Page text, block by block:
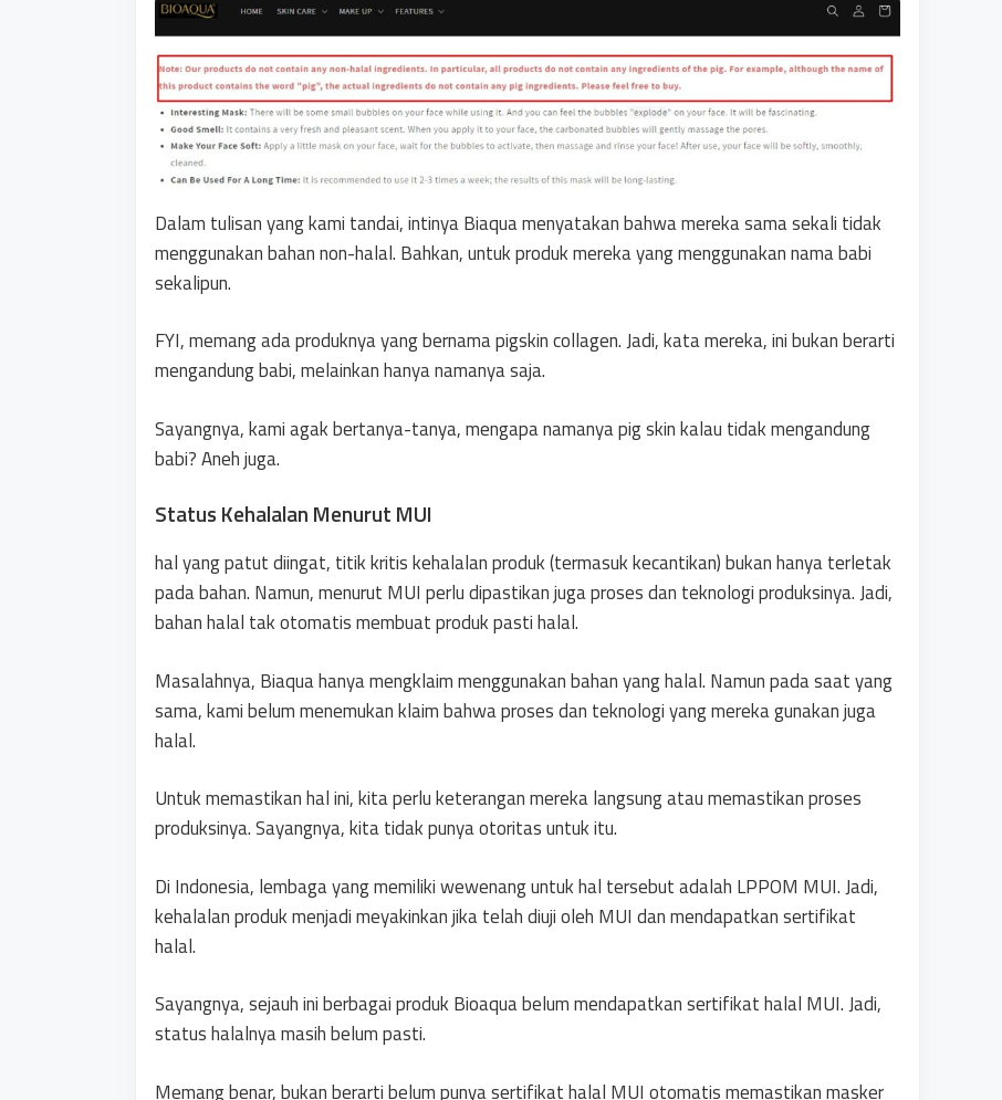
Dalam tulisan yang kami tandai, intinya Biaqua menyatakan bahwa mereka sama sekali tidak
menggunakan bahan non-halal. Bahkan, untuk produk mereka yang menggunakan nama babi
sekalipun.
FYI, memang ada produknya yang bernama pigskin collagen. Jadi, kata mereka, ini bukan berarti
mengandung babi, melainkan hanya namanya saja.
Sayangnya, kami agak bertanya-tanya, mengapa namanya pig skin kalau tidak mengandung
babi? Aneh juga.
Status Kehalalan Menurut MUI
hal yang patut diingat, titik kritis kehalalan produk (termasuk kecantikan) bukan hanya terletak
pada bahan. Namun, menurut MUI perlu dipastikan juga proses dan teknologi produksinya. Jadi,
bahan halal tak otomatis membuat produk pasti halal.
Masalahnya, Biaqua hanya mengklaim menggunakan bahan yang halal. Namun pada saat yang
sama, kami belum menemukan klaim bahwa proses dan teknologi yang mereka gunakan juga
halal.
Untuk memastikan hal ini, kita perlu keterangan mereka langsung atau memastikan proses
produksinya. Sayangnya, kita tidak punya otoritas untuk itu.
Di Indonesia, lembaga yang memiliki wewenang untuk hal tersebut adalah LPPOM MUI. Jadi,
kehalalan produk menjadi meyakinkan jika telah diuji oleh MUI dan mendapatkan sertifikat
halal.
Sayangnya, sejauh ini berbagai produk Bioaqua belum mendapatkan sertifikat halal MUI. Jadi,
status halalnya masih belum pasti.
Memang benar, bukan berarti belum punya sertifikat halal MUI otomatis memastikan masker